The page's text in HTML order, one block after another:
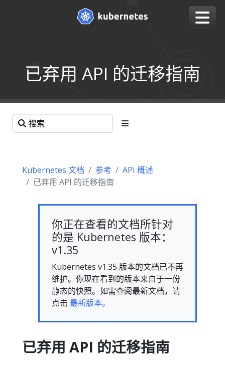
已弃用 API 的迁移指南
Kubernetes 文档 参考
API 概述
已弃用 API 的迁移指南
你正在查看的文档所针对
的是 Kubernetes 版本：
v1.35
Kubernetes v1.35 版本的文档已不再
维护。你现在看到的版本来自于一份
静态的快照。如需查阅最新文档，请
点击 最新版本。
已弃用 API 的迁移指南